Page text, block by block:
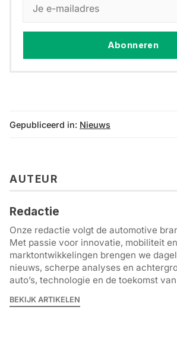
Abonneren
Gepubliceerd in: Nieuws
AUTEUR
Redactie
Onze redactie volgt de automotive
Met passie voor innovatie, mobiliteit en
marktontwikkelingen brengen we
nieuws, scherpe analyses en
auto’s, technologie en de toekomst
BEKIJK ARTIKELEN